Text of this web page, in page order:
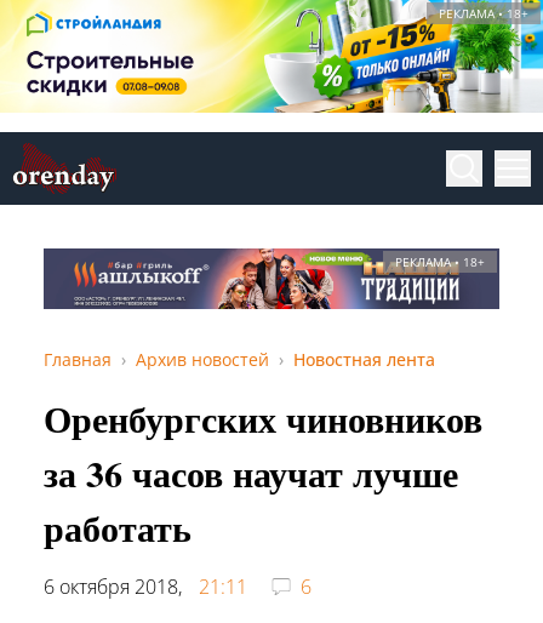
РЕКЛАМА • 18+
РЕКЛАМА • 18+
Главная Архив новостей Новостная лента
Оренбургских чиновников
за 36 часов научат лучше
работать
6 октября 2018, 21:11
6